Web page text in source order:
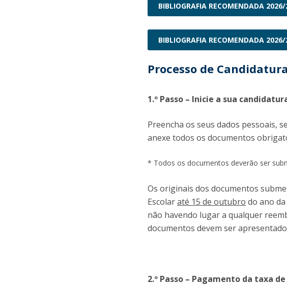
BIBLIOGRAFIA RECOMENDADA
BIBLIOGRAFIA RECOMENDADA
Processo de Candidatura
1.º Passo – Inicie a sua
Preencha os seus dados pessoais,
anexe todos os documentos
* Todos os documentos deverão ser
Os originais dos documentos
Escolaraté 15 de outubro do ano
não havendo lugar a qualquer
documentos devem ser
2.º Passo – Pagamento da taxa